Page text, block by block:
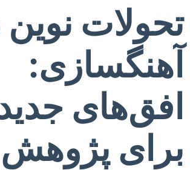
تحولات نوین
آهنگسازی:
افق‌های
برای پژوهش